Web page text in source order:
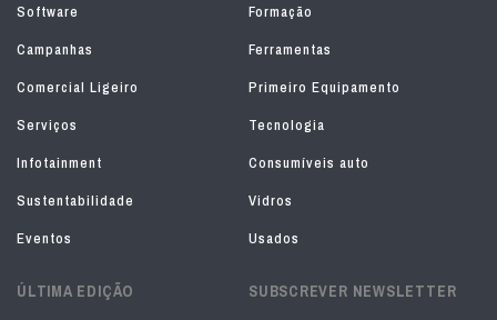
Software
Formação
Campanhas
Ferramentas
Comercial Ligeiro
Primeiro Equipamento
Serviços
Tecnologia
Infotainment
Consumíveis auto
Sustentabilidade
Vidros
Eventos
Usados
ÚLTIMA EDIÇÃO SUBSCREVER NEWSLETTER